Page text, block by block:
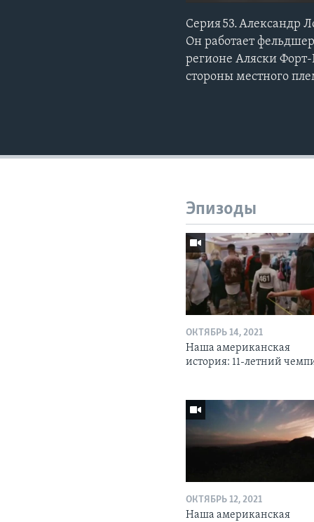
Серия 53. Александр
Он работает
регионе Аляски
стороны местного
Эпизоды
ОКТЯБРЬ 14, 2021
Наша американская
история: 11-летний
ОКТЯБРЬ 12, 2021
Наша американская